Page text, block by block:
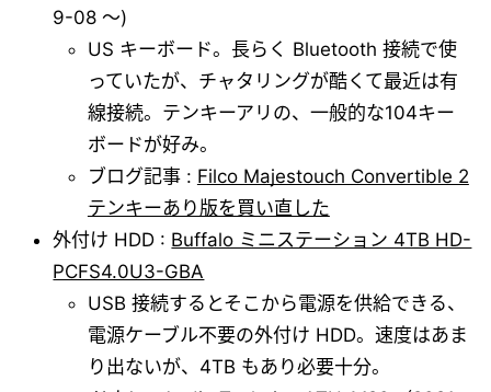
9-08 ～)
US キーボード。長らく Bluetooth 接続で使
っていたが、チャタリングが酷くて最近は有
線接続。テンキーアリの、一般的な104キー
ボードが好み。
ブログ記事 : Filco Majestouch Convertible 2
テンキーあり版を買い直した
外付け HDD : Buffalo ミニステーション 4TB HD-
PCFS4.0U3-GBA
USB 接続するとそこから電源を供給できる、
電源ケーブル不要の外付け HDD。速度はあま
り出ないが、4TB もあり必要十分。